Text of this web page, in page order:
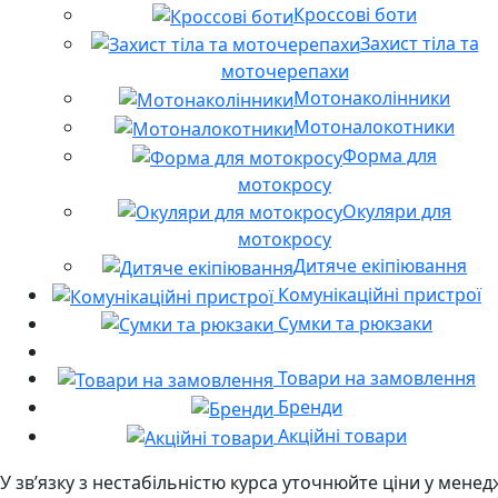
Кроссові боти
Захист тіла та
моточерепахи
Мотонаколінники
Мотоналокотники
Форма для
мотокросу
Окуляри для
мотокросу
Дитяче екіпіювання
Комунікаційні пристрої
Сумки та рюкзаки
Товари на замовлення
Бренди
Акційні товари
У звʼязку з нестабільністю курса уточнюйте ціни у